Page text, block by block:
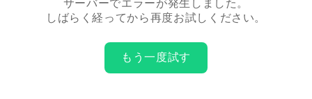
サーバーでエラーが発生しました。
しばらく経ってから再度お試しください。
もう一度試す